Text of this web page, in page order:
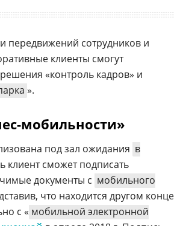
передвижений сотрудников и
клиенты смогут
«контроль кадров» и
».
мобильности»
под зал ожидания в
клиент сможет подписать
документы с мобильного
что находится другом конце
с « мобильной электронной